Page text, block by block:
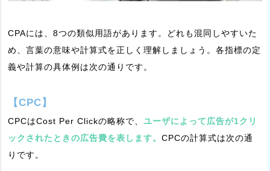
CPAには、8つの類似用語があります。どれも混同しやすいた
め、言葉の意味や計算式を正しく理解しましょう。各指標の定
義や計算の具体例は次の通りです。
【CPC】
CPCはCost Per Clickの略称で、ユーザによって広告が1クリ
ックされたときの広告費を表します。CPCの計算式は次の通
りです。